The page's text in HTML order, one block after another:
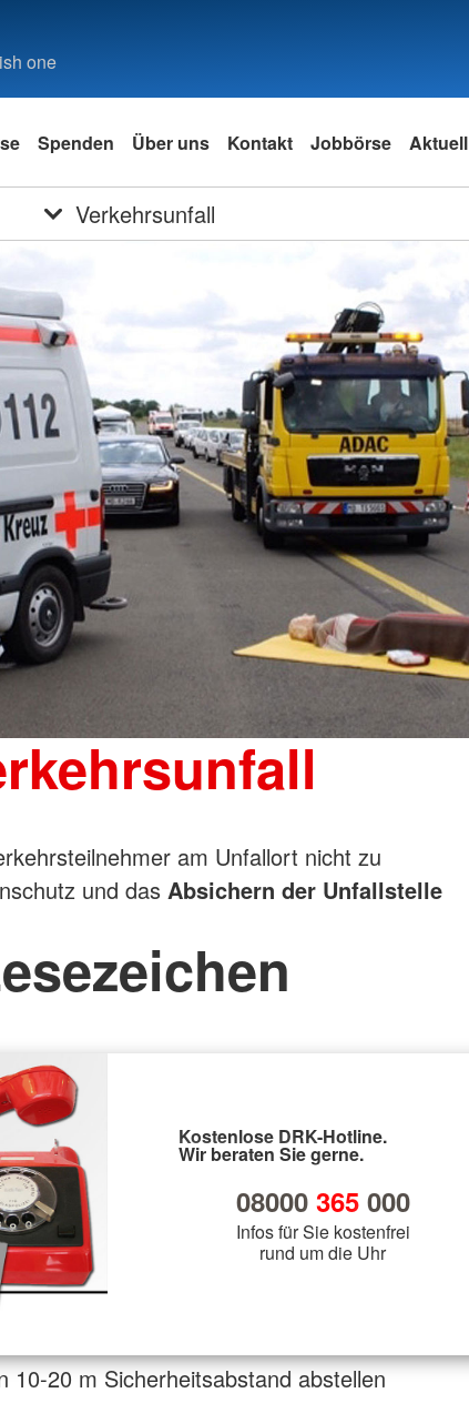
one
Spenden Über uns Kontakt Jobbörse Aktuell
Verkehrsunfall
am Unfallort nicht zu
und das Absichern der Unfallstelle
Kostenlose DRK-Hotline.
Wir beraten Sie gerne.
08000 365000
Infos für Sie kostenfrei
rund um die Uhr
10-20 m Sicherheitsabstand abstellen